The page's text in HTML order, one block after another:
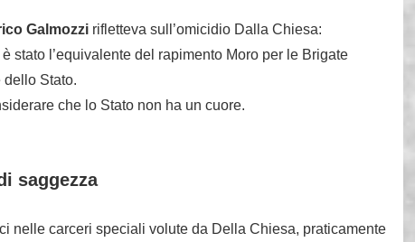
Galmozzi rifletteva sull’omicidio Dalla Chiesa:
stato l’equivalente del rapimento Moro per le Brigate
dello Stato.
che lo Stato non ha un cuore.
saggezza
nelle carceri speciali volute da Della Chiesa, praticamente